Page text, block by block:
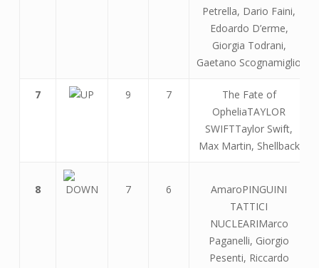
Petrella, Dario Faini,
Edoardo D’erme,
Giorgia Todrani,
Gaetano Scognamiglio
7 9 7
The Fate of
OpheliaTAYLOR
SWIFTTaylor Swift,
Max Martin, Shellback
8 7 6
AmaroPINGUINI
TATTICI
NUCLEARIMarco
Paganelli, Giorgio
Pesenti, Riccardo